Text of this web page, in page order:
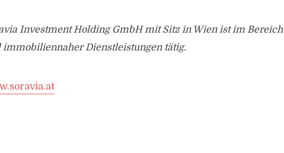
Investment Holding GmbH mit Sitz in Wien ist im
immobiliennaher Dienstleistungen tätig.